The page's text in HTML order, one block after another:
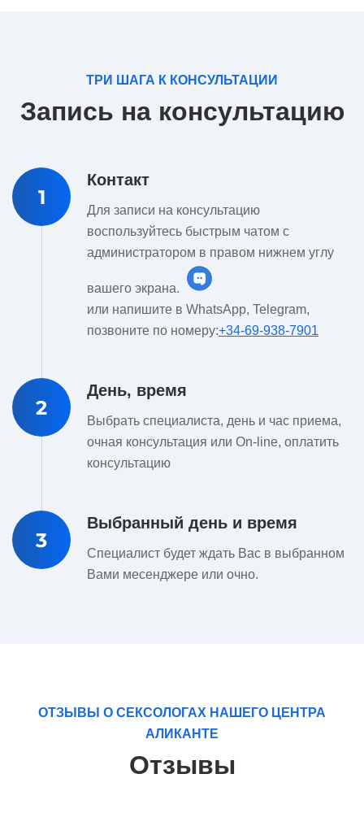
ТРИ ШАГА К КОНСУЛЬТАЦИИ
Запись на консультацию
1
Контакт
Для записи на консультацию
воспользуйтесь быстрым чатом с
администратором в правом нижнем углу
вашего экрана.
или напишите в WhatsApp, Telegram,
позвоните по номеру:+34-69-938-7901
2
День, время
Выбрать специалиста, день и час приема,
очная консультация или On-line, оплатить
консультацию
3
Выбранный день и время
Специалист будет ждать Вас в выбранном
Вами месенджере или очно.
ОТЗЫВЫ О СЕКСОЛОГАХ НАШЕГО ЦЕНТРА
АЛИКАНТЕ
Отзывы